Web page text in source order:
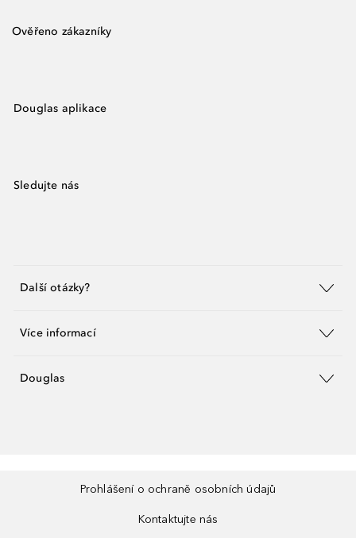
Ověřeno zákazníky
Douglas aplikace
Sledujte nás
Další otázky?
Více informací
Douglas
Prohlášení o ochraně osobních údajů
Kontaktujte nás